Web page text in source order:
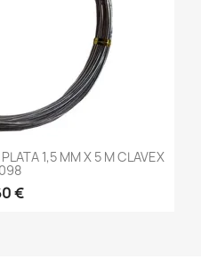
1,5 MM X 5 M CLAVEX
€